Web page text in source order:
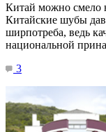
Китай можно смело
Китайские шубы
ширпотреба, ведь
национальной
3